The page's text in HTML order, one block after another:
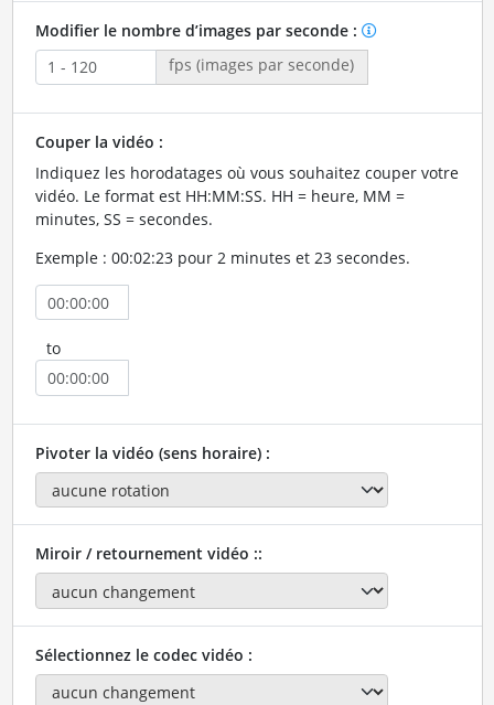
Modifier le nombre d’images par seconde :
fps (images par seconde)
Couper la vidéo :
Indiquez les horodatages où vous souhaitez couper votre
vidéo. Le format est HH:MM:SS. HH = heure, MM =
minutes, SS = secondes.
Exemple : 00:02:23 pour 2 minutes et 23 secondes.
to
Pivoter la vidéo (sens horaire) :
Miroir / retournement vidéo ::
Sélectionnez le codec vidéo :